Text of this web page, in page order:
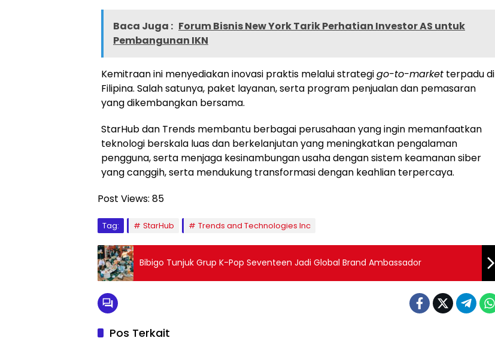
Baca Juga : Forum Bisnis New York Tarik Perhatian Investor AS untuk
Pembangunan IKN
Kemitraan ini menyediakan inovasi praktis melalui strategigo-to-market terpadu di
Filipina. Salah satunya, paket layanan, serta program penjualan dan pemasaran
yang dikembangkan bersama.
StarHub dan Trends membantu berbagai perusahaan yang ingin memanfaatkan
teknologi berskala luas dan berkelanjutan yang meningkatkan pengalaman
pengguna, serta menjaga kesinambungan usaha dengan sistem keamanan siber
yang canggih, serta mendukung transformasi dengan keahlian terpercaya.
Post Views: 85
Tag: StarHub Trends and Technologies Inc
Bibigo Tunjuk Grup K-Pop Seventeen Jadi Global Brand Ambassador
Pos Terkait